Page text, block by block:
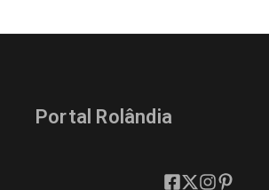
Portal Rolândia